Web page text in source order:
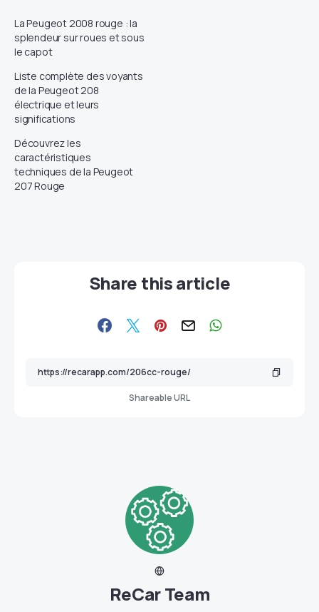
La Peugeot 2008 rouge : la
splendeur sur roues et sous
le capot
Liste complète des voyants
de la Peugeot 208
électrique et leurs
significations
Découvrez les
caractéristiques
techniques de la Peugeot
207 Rouge
Share this article
Shareable URL
ReCar Team